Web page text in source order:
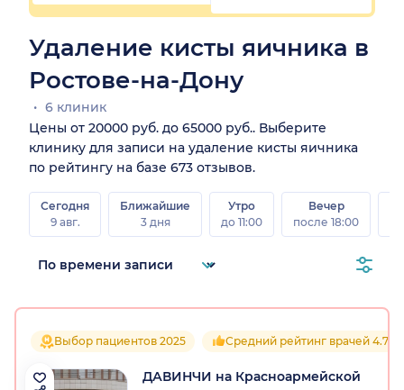
Удаление кисты яичника в
Ростове-на-Дону
6 клиник
Цены от 20000 руб. до 65000 руб.. Выберите
клинику для записи на удаление кисты яичника
по рейтингу на базе 673 отзывов.
Сегодня
9 авг.
Ближайшие
3 дня
Утро
до 11:00
Вечер
после 18:00
Выбор пациентов 2025 Средний рейтинг врачей 4.7
ДАВИНЧИ на Красноармейской